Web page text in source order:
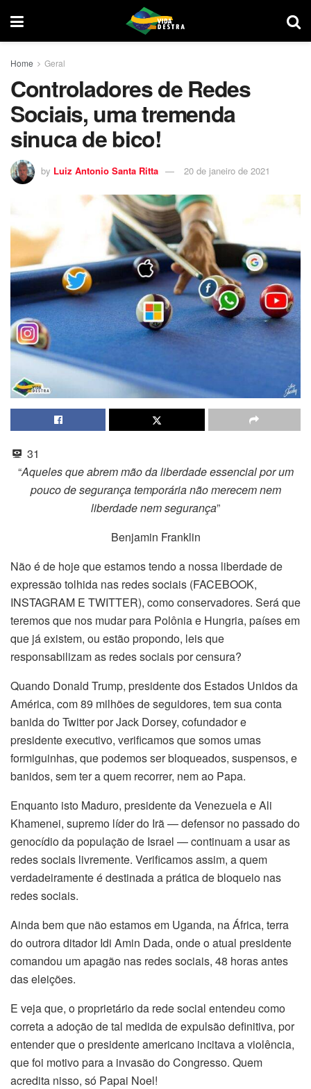
Home Geral
Controladores de Redes
Sociais, uma tremenda
sinuca de bico!
by Luiz Antonio Santa Ritta 20 de janeiro de 2021
31
“Aqueles que abrem mão da liberdade essencial por um
pouco de segurança temporária não merecem nem
liberdade nem segurança”
Benjamin Franklin
Não é de hoje que estamos tendo a nossa liberdade de
expressão tolhida nas redes sociais (FACEBOOK,
INSTAGRAM E TWITTER), como conservadores. Será que
teremos que nos mudar para Polônia e Hungria, países em
que já existem, ou estão propondo, leis que
responsabilizam as redes sociais por censura?
Quando Donald Trump, presidente dos Estados Unidos da
América, com 89 milhões de seguidores, tem sua conta
banida do Twitter por Jack Dorsey, cofundador e
presidente executivo, verificamos que somos umas
formiguinhas, que podemos ser bloqueados, suspensos, e
banidos, sem ter a quem recorrer, nem ao Papa.
Enquanto isto Maduro, presidente da Venezuela e Ali
Khamenei, supremo líder do Irã — defensor no passado do
genocídio da população de Israel — continuam a usar as
redes sociais livremente. Verificamos assim, a quem
verdadeiramente é destinada a prática de bloqueio nas
redes sociais.
Ainda bem que não estamos em Uganda, na África, terra
do outrora ditador Idi Amin Dada, onde o atual presidente
comandou um apagão nas redes sociais, 48 horas antes
das eleições.
E veja que, o proprietário da rede social entendeu como
correta a adoção de tal medida de expulsão definitiva, por
entender que o presidente americano incitava a violência,
que foi motivo para a invasão do Congresso. Quem
acredita nisso, só Papai Noel!